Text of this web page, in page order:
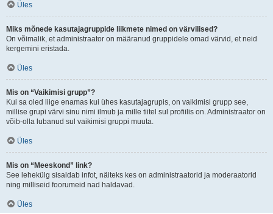
Üles
Miks mõnede kasutajagruppide liikmete nimed on värvilised?
On võimalik, et administraator on määranud gruppidele omad värvid, et neid
kergemini eristada.
Üles
Mis on “Vaikimisi grupp”?
Kui sa oled liige enamas kui ühes kasutajagrupis, on vaikimisi grupp see,
millise grupi värvi sinu nimi ilmub ja mille tiitel sul profiilis on. Administraator on
võib-olla lubanud sul vaikimisi gruppi muuta.
Üles
Mis on “Meeskond” link?
See lehekülg sisaldab infot, näiteks kes on administraatorid ja moderaatorid
ning milliseid foorumeid nad haldavad.
Üles